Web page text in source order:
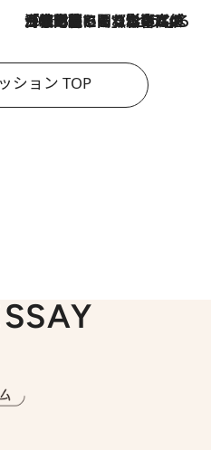
2026.8.3
「住宅建てられない…」「サーチャージ料の高値が続いている」ホルムズ海峡封鎖による影響はいつまで続く？《エネルギー専門家に聞く“どうなる日本の暮らし”》
ション TOP